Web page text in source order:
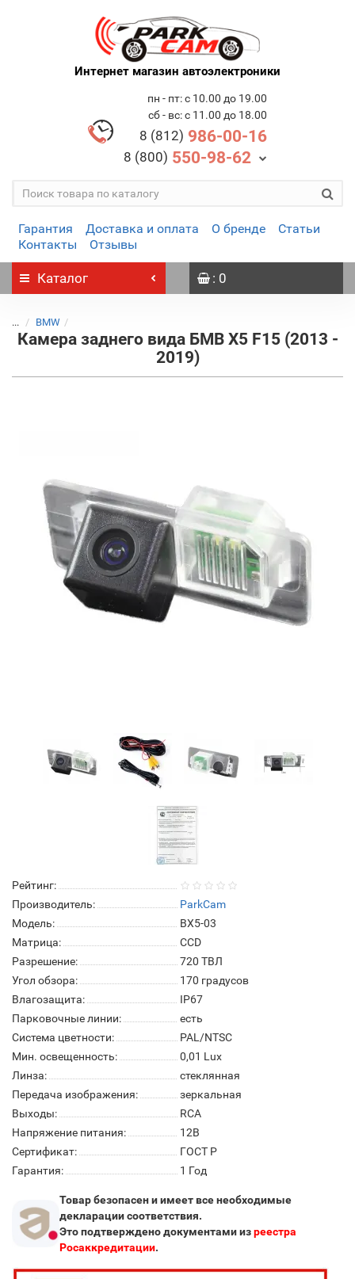
Интернет магазин автоэлектроники
пн - пт: с 10.00 до 19.00
сб - вс: с 11.00 до 18.00
8 (812) 986-00-16
8 (800) 550-98-62
Гарантия Доставка и оплата О бренде
Статьи
Контакты
Отзывы
Каталог : 0
... BMW
Камера заднего вида БМВ X5 F15 (2013 -
2019)
Рейтинг:
Производитель:
ParkCam
Модель:
BX5-03
Матрица:
СCD
Разрешение:
720 ТВЛ
Угол обзора:
170 градусов
Влагозащита:
IP67
Парковочные линии:
есть
Система цветности:
PAL/NTSC
Мин. освещенность:
0,01 Lux
Линза:
стеклянная
Передача изображения:
зеркальная
Выходы:
RCA
Напряжение питания:
12В
Сертификат:
ГОСТ Р
Гарантия:
1 Год
Товар безопасен и имеет все необходимые
декларации соответствия.
Это подтверждено документами изреестра
Росаккредитации.